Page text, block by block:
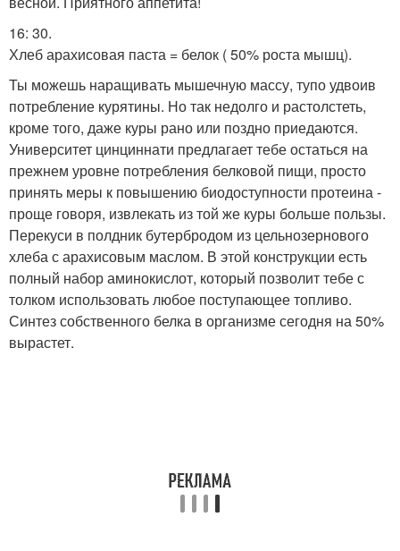
16: 30.
Хлеб арахисовая паста = белок ( 50% роста мышц).
Ты можешь наращивать мышечную массу, тупо удвоив
потребление курятины. Но так недолго и растолстеть,
кроме того, даже куры рано или поздно приедаются.
Университет цинциннати предлагает тебе остаться на
прежнем уровне потребления белковой пищи, просто
принять меры к повышению биодоступности протеина -
проще говоря, извлекать из той же куры больше пользы.
Перекуси в полдник бутербродом из цельнозернового
хлеба с арахисовым маслом. В этой конструкции есть
полный набор аминокислот, который позволит тебе с
толком использовать любое поступающее топливо.
Синтез собственного белка в организме сегодня на 50%
вырастет.